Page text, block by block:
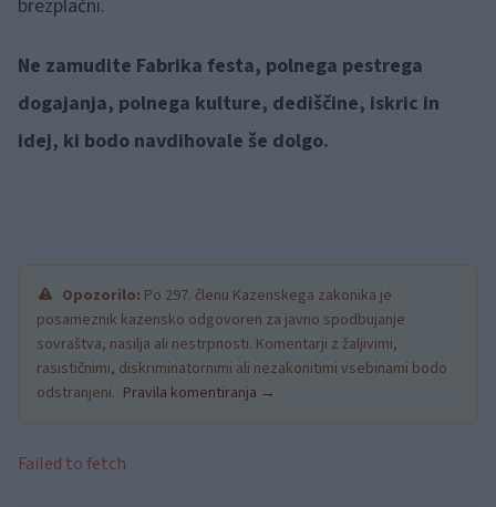
brezplačni.
Ne zamudite Fabrika festa, polnega pestrega
dogajanja, polnega kulture, dediščine, iskric in
idej, ki bodo navdihovale še dolgo.
Opozorilo: Po 297. členu Kazenskega zakonika je
posameznik kazensko odgovoren za javno spodbujanje
sovraštva, nasilja ali nestrpnosti. Komentarji z žaljivimi,
rasističnimi, diskriminatornimi ali nezakonitimi vsebinami bodo
odstranjeni. Pravila komentiranja →
Failed to fetch